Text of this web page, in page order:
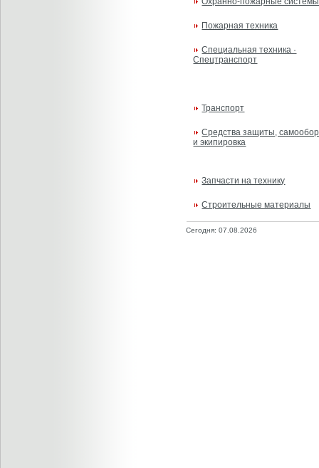
Пожарная техника
Специальная техника ·
Спецтранспорт
Транспорт
Средства защиты,
и экипировка
Запчасти на технику
Строительные материалы
Сегодня: 07.08.2026